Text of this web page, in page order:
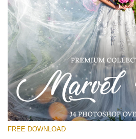
Please select
Free PNG Overlay #17
Small 800*533px
Marvel Wings
(34 Overlays)
FREE DOWNLOAD